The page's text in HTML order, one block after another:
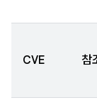
CVE 참